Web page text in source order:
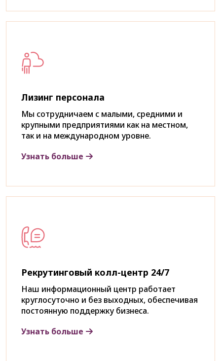
Лизинг персонала
Мы сотрудничаем с малыми, средними и
крупными предприятиями как на местном,
так и на международном уровне.
Узнать больше
Рекрутинговый колл-центр 24/7
Наш информационный центр работает
круглосуточно и без выходных, обеспечивая
постоянную поддержку бизнеса.
Узнать больше